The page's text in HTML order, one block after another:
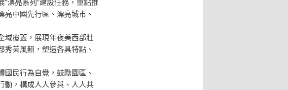
中國先行區、漂亮城市、
覆蓋，展現年夜美西部壯
美風韻，塑造各具特點、
國民行為自覺，鼓勵園區、
動，構成人人參與、人人共